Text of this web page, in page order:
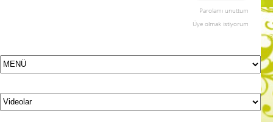
Parolamı unuttum
Üye olmak istiyorum